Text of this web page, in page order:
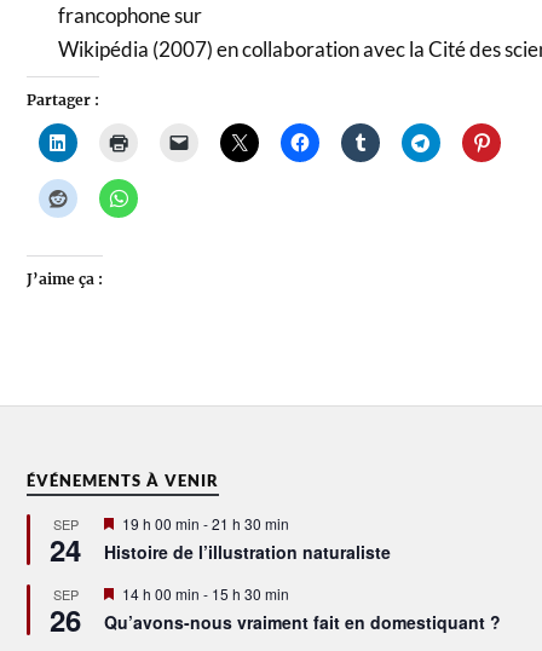
francophone sur
Wikipédia (2007) en collaboration avec la Cité des
Partager :
J’aime ça :
ÉVÉNEMENTS À VENIR
SEP
24
Mis
avant
19 h 00 min -21 h 30 min
Histoire de l’illustration naturaliste
SEP
26
Mis
en
avant
14 h 00 min - 15 h 30 min
Qu’avons-nous vraiment fait en domestiquant ?